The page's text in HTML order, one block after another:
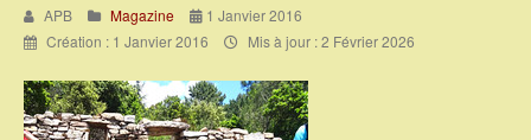
APB Magazine
1 Janvier 2016
Création : 1 Janvier 2016
Mis à jour : 2 Février 2026